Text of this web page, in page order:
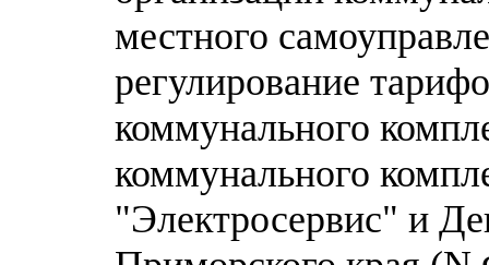
местного
регулирование
коммунального
коммунального
"Электросервис" и